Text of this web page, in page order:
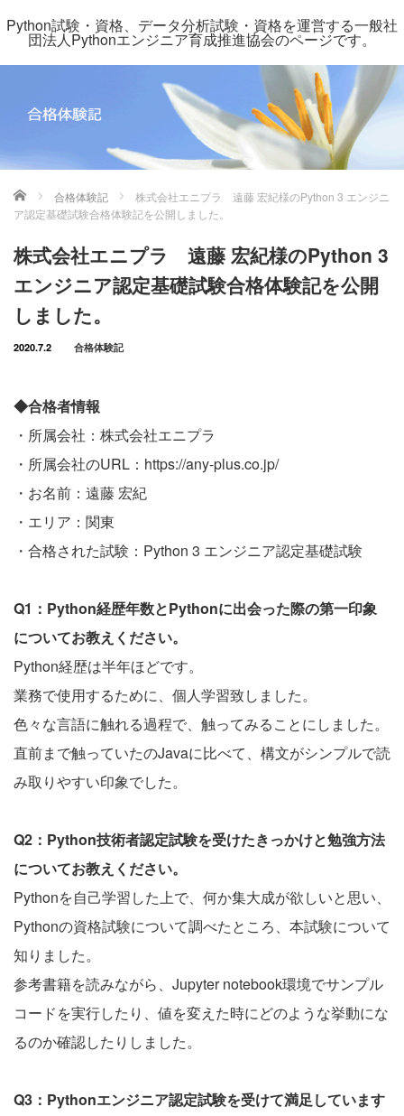
Python試験・資格、データ分析試験・資格を運営する一般社
団法人Pythonエンジニア育成推進協会のページです。
ホーム 合格体験記
株式会社エニプラ 遠藤 宏紀様のPython 3 エンジニ
ア認定基礎試験合格体験記を公開しました。
株式会社エニプラ 遠藤 宏紀様のPython 3
エンジニア認定基礎試験合格体験記を公開
しました。
2020.7.2 合格体験記
◆合格者情報
・所属会社：株式会社エニプラ
・所属会社のURL： https://any-plus.co.jp/
・お名前：遠藤 宏紀
・エリア：関東
・合格された試験：Python 3 エンジニア認定基礎試験
Q1：Python経歴年数とPythonに出会った際の第一印象
についてお教えください。
Python経歴は半年ほどです。
業務で使用するために、個人学習致しました。
色々な言語に触れる過程で、触ってみることにしました。
直前まで触っていたのJavaに比べて、構文がシンプルで読
み取りやすい印象でした。
Q2：Python技術者認定試験を受けたきっかけと勉強方法
についてお教えください。
Pythonを自己学習した上で、何か集大成が欲しいと思い、
Pythonの資格試験について調べたところ、本試験について
知りました。
参考書籍を読みながら、Jupyter notebook環境でサンプル
コードを実行したり、値を変えた時にどのような挙動にな
るのか確認したりしました。
Q3：Pythonエンジニア認定試験を受けて満足しています